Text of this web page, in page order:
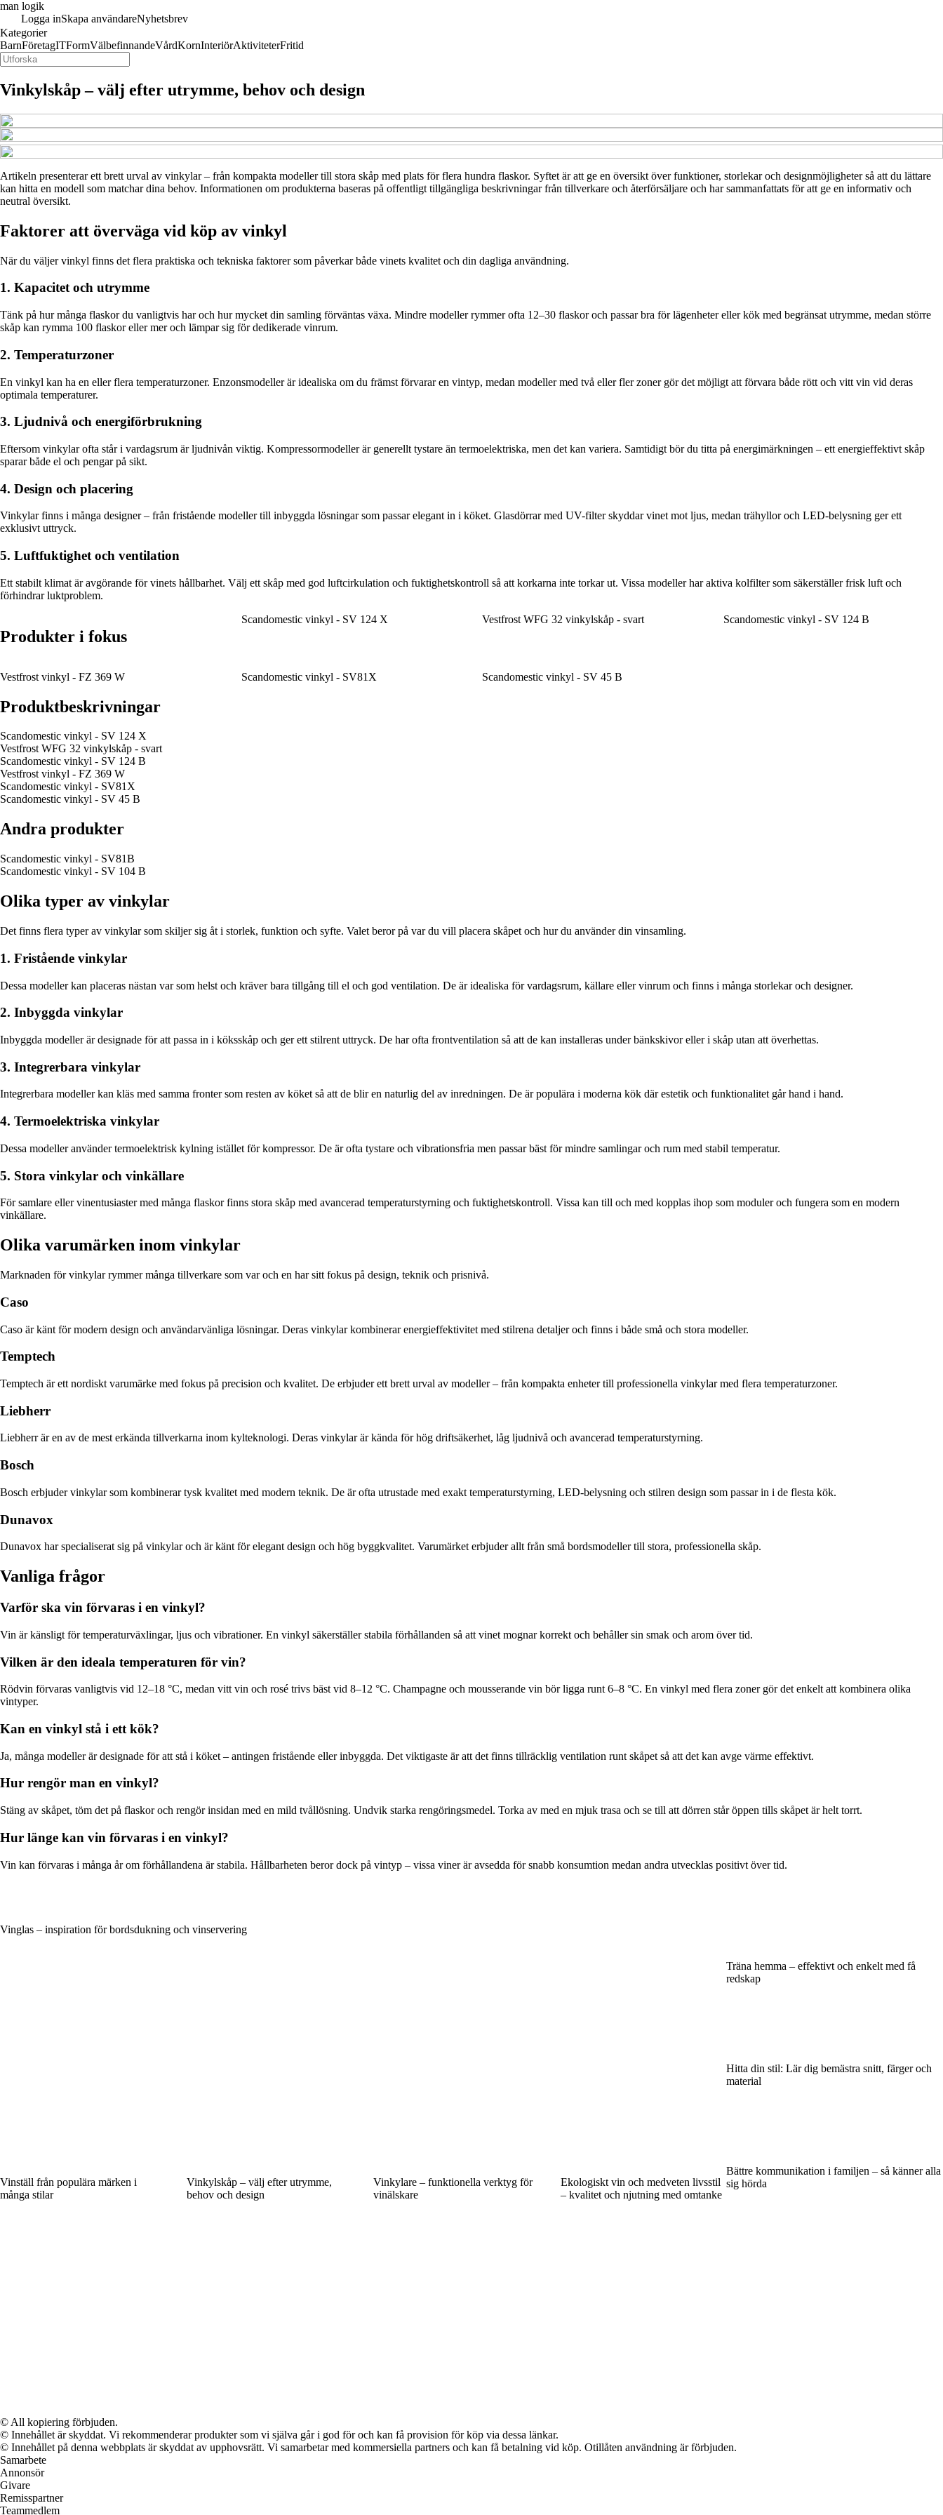
man logik
Logga inSkapa användareNyhetsbrev
Kategorier
BarnFöretagITFormVälbefinnandeVårdKornInteriörAktiviteterFritid
Vinkylskåp – välj efter utrymme, behov och design
Artikeln presenterar ett brett urval av vinkylar – från kompakta modeller till stora skåp med plats för flera hundra flaskor. Syftet är att ge en översikt över funktioner, storlekar och designmöjligheter så att du lättare
kan hitta en modell som matchar dina behov. Informationen om produkterna baseras på offentligt tillgängliga beskrivningar från tillverkare och återförsäljare och har sammanfattats för att ge en informativ och
neutral översikt.
Faktorer att överväga vid köp av vinkyl
När du väljer vinkyl finns det flera praktiska och tekniska faktorer som påverkar både vinets kvalitet och din dagliga användning.
1. Kapacitet och utrymme
Tänk på hur många flaskor du vanligtvis har och hur mycket din samling förväntas växa. Mindre modeller rymmer ofta 12–30 flaskor och passar bra för lägenheter eller kök med begränsat utrymme, medan större
skåp kan rymma 100 flaskor eller mer och lämpar sig för dedikerade vinrum.
2. Temperaturzoner
En vinkyl kan ha en eller flera temperaturzoner. Enzonsmodeller är idealiska om du främst förvarar en vintyp, medan modeller med två eller fler zoner gör det möjligt att förvara både rött och vitt vin vid deras
optimala temperaturer.
3. Ljudnivå och energiförbrukning
Eftersom vinkylar ofta står i vardagsrum är ljudnivån viktig. Kompressormodeller är generellt tystare än termoelektriska, men det kan variera. Samtidigt bör du titta på energimärkningen – ett energieffektivt skåp
sparar både el och pengar på sikt.
4. Design och placering
Vinkylar finns i många designer – från fristående modeller till inbyggda lösningar som passar elegant in i köket. Glasdörrar med UV-filter skyddar vinet mot ljus, medan trähyllor och LED-belysning ger ett
exklusivt uttryck.
5. Luftfuktighet och ventilation
Ett stabilt klimat är avgörande för vinets hållbarhet. Välj ett skåp med god luftcirkulation och fuktighetskontroll så att korkarna inte torkar ut. Vissa modeller har aktiva kolfilter som säkerställer frisk luft och
förhindrar luktproblem.
Produkter i fokus
Scandomestic vinkyl - SV 124 X Vestfrost WFG 32 vinkylskåp - svart Scandomestic vinkyl - SV 124 B
Vestfrost vinkyl - FZ 369 W Scandomestic vinkyl - SV81X Scandomestic vinkyl - SV 45 B
Produktbeskrivningar
Scandomestic vinkyl - SV 124 X
Vestfrost WFG 32 vinkylskåp - svart
Scandomestic vinkyl - SV 124 B
Vestfrost vinkyl - FZ 369 W
Scandomestic vinkyl - SV81X
Scandomestic vinkyl - SV 45 B
Andra produkter
Scandomestic vinkyl - SV81B
Scandomestic vinkyl - SV 104 B
Olika typer av vinkylar
Det finns flera typer av vinkylar som skiljer sig åt i storlek, funktion och syfte. Valet beror på var du vill placera skåpet och hur du använder din vinsamling.
1. Fristående vinkylar
Dessa modeller kan placeras nästan var som helst och kräver bara tillgång till el och god ventilation. De är idealiska för vardagsrum, källare eller vinrum och finns i många storlekar och designer.
2. Inbyggda vinkylar
Inbyggda modeller är designade för att passa in i köksskåp och ger ett stilrent uttryck. De har ofta frontventilation så att de kan installeras under bänkskivor eller i skåp utan att överhettas.
3. Integrerbara vinkylar
Integrerbara modeller kan kläs med samma fronter som resten av köket så att de blir en naturlig del av inredningen. De är populära i moderna kök där estetik och funktionalitet går hand i hand.
4. Termoelektriska vinkylar
Dessa modeller använder termoelektrisk kylning istället för kompressor. De är ofta tystare och vibrationsfria men passar bäst för mindre samlingar och rum med stabil temperatur.
5. Stora vinkylar och vinkällare
För samlare eller vinentusiaster med många flaskor finns stora skåp med avancerad temperaturstyrning och fuktighetskontroll. Vissa kan till och med kopplas ihop som moduler och fungera som en modern
vinkällare.
Olika varumärken inom vinkylar
Marknaden för vinkylar rymmer många tillverkare som var och en har sitt fokus på design, teknik och prisnivå.
Caso
Caso är känt för modern design och användarvänliga lösningar. Deras vinkylar kombinerar energieffektivitet med stilrena detaljer och finns i både små och stora modeller.
Temptech
Temptech är ett nordiskt varumärke med fokus på precision och kvalitet. De erbjuder ett brett urval av modeller – från kompakta enheter till professionella vinkylar med flera temperaturzoner.
Liebherr
Liebherr är en av de mest erkända tillverkarna inom kylteknologi. Deras vinkylar är kända för hög driftsäkerhet, låg ljudnivå och avancerad temperaturstyrning.
Bosch
Bosch erbjuder vinkylar som kombinerar tysk kvalitet med modern teknik. De är ofta utrustade med exakt temperaturstyrning, LED-belysning och stilren design som passar in i de flesta kök.
Dunavox
Dunavox har specialiserat sig på vinkylar och är känt för elegant design och hög byggkvalitet. Varumärket erbjuder allt från små bordsmodeller till stora, professionella skåp.
Vanliga frågor
Varför ska vin förvaras i en vinkyl?
Vin är känsligt för temperaturväxlingar, ljus och vibrationer. En vinkyl säkerställer stabila förhållanden så att vinet mognar korrekt och behåller sin smak och arom över tid.
Vilken är den ideala temperaturen för vin?
Rödvin förvaras vanligtvis vid 12–18 °C, medan vitt vin och rosé trivs bäst vid 8–12 °C. Champagne och mousserande vin bör ligga runt 6–8 °C. En vinkyl med flera zoner gör det enkelt att kombinera olika
vintyper.
Kan en vinkyl stå i ett kök?
Ja, många modeller är designade för att stå i köket – antingen fristående eller inbyggda. Det viktigaste är att det finns tillräcklig ventilation runt skåpet så att det kan avge värme effektivt.
Hur rengör man en vinkyl?
Stäng av skåpet, töm det på flaskor och rengör insidan med en mild tvållösning. Undvik starka rengöringsmedel. Torka av med en mjuk trasa och se till att dörren står öppen tills skåpet är helt torrt.
Hur länge kan vin förvaras i en vinkyl?
Vin kan förvaras i många år om förhållandena är stabila. Hållbarheten beror dock på vintyp – vissa viner är avsedda för snabb konsumtion medan andra utvecklas positivt över tid.
Vinglas – inspiration för bordsdukning och vinservering
Vinställ från populära märken i
många stilar
Vinkylskåp – välj efter utrymme,
behov och design
Vinkylare – funktionella verktyg för
vinälskare
Ekologiskt vin och medveten livsstil
– kvalitet och njutning med omtanke
Träna hemma – effektivt och enkelt med få
redskap
Hitta din stil: Lär dig bemästra snitt, färger och
material
Bättre kommunikation i familjen – så känner alla
sig hörda
© All kopiering förbjuden.
© Innehållet är skyddat. Vi rekommenderar produkter som vi själva går i god för och kan få provision för köp via dessa länkar.
© Innehållet på denna webbplats är skyddat av upphovsrätt. Vi samarbetar med kommersiella partners och kan få betalning vid köp. Otillåten användning är förbjuden.
Samarbete
Annonsör
Givare
Remisspartner
Teammedlem